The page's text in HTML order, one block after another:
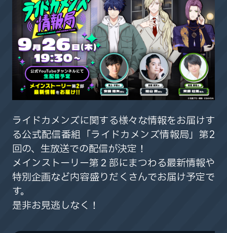
ライドカメンズに関する様々な情報をお届けす
る公式配信番組「ライドカメンズ情報局」第2
回の、生放送での配信が決定！
メインストーリー第２部にまつわる最新情報や
特別企画など内容盛りだくさんでお届け予定で
す。
是非お見逃しなく！